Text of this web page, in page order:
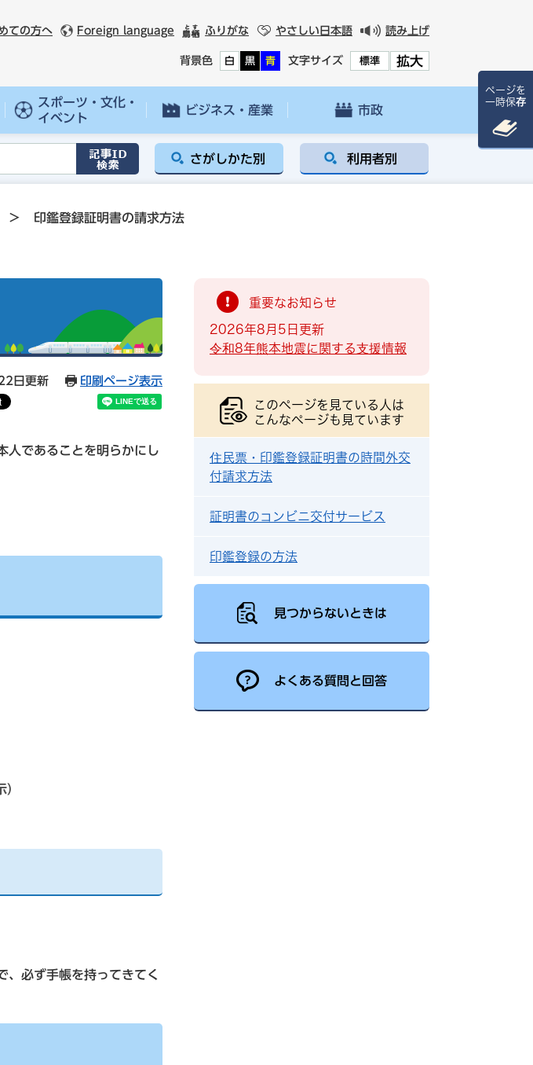
ての方へ Foreign language ふりがな やさしい日本語 読み上げ
背景色 白 黒 青 文字サイズ 標準 拡大
スポーツ・文化・
イベント
ビジネス・産業 市政
さがしかた別 利用者別
> 印鑑登録証明書の請求方法
日更新 印刷ページ表示
人であることを明らかにし
）
必ず手帳を持ってきてく
重要なお知らせ
2026年8月5日更新
令和8年熊本地震に関する支援情報
このページを見ている人は
こんなページも見ています
住民票・印鑑登録証明書の時間外交
付請求方法
証明書のコンビニ交付サービス
印鑑登録の方法
見つからないときは
よくある質問と回答
ページを
一時保存